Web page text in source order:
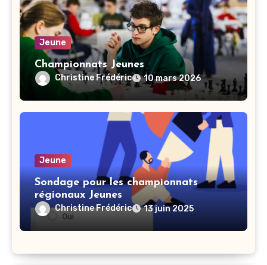
Jeune
Championnats Jeunes
Christine Frédéric 10 mars 2026
Jeune
Sondage pour les championnats
régionaux Jeunes
Christine Frédéric 13 juin 2025